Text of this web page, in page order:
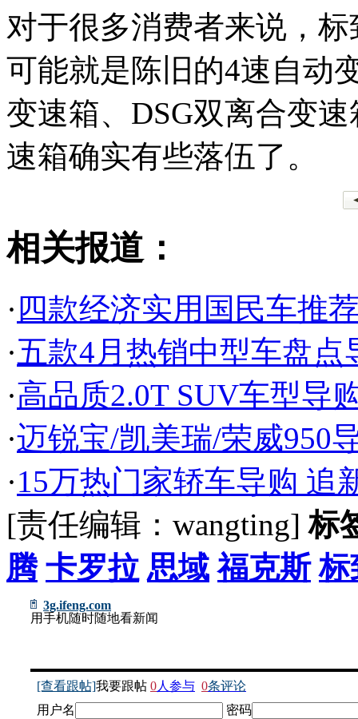
对于很多消费者来说，
可能就是陈旧的4速自动
变速箱、DSG双离合变
速箱确实有些落伍了。
相关报道：
· 四款经济实用国民车推
·五款4月热销中型车盘点
·高品质2.0T SUV车型导
·迈锐宝/凯美瑞/荣威950
·15万热门家轿车导购 追
[责任编辑：wangting]标
腾 卡罗拉 思域 福克斯 标
3g.ifeng.com
用手机随时随地看新闻
[查看跟帖]我要跟帖 0人参与 0条评论
用户名
密码